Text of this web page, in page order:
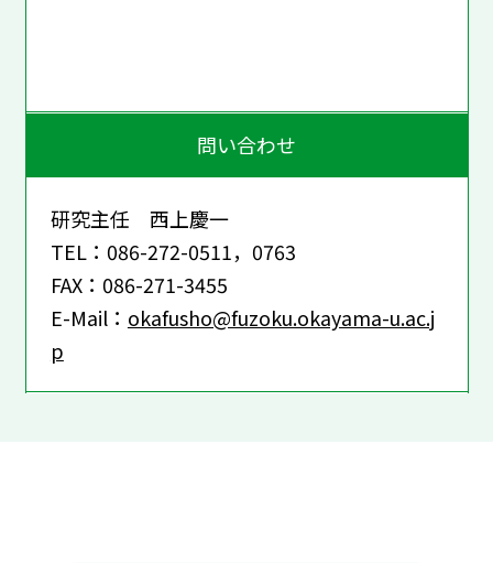
問い合わせ
研究主任 西上慶一
TEL：086-272-0511，0763
FAX：086-271-3455
E-Mail： okafusho@fuzoku.okayama-u.ac.j
p